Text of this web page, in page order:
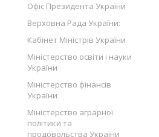
Офіс Президента України
Верховна Рада України:
Кабінет Міністрів України
Міністерство освіти і науки
України
Міністерство фінансів
України
Міністерство аграрної
політики та
продовольства України